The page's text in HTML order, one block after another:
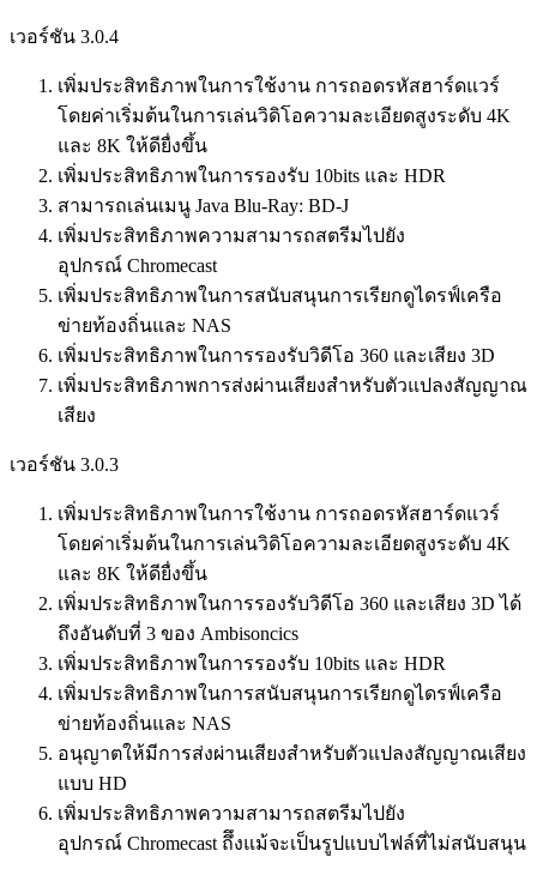
เวอร์ชัน 3.0.4
เพิ่มประสิทธิภาพในการใช้งาน การถอดรหัสฮาร์ดแวร์
โดยค่าเริ่มต้นในการเล่นวิดิโอความละเอียดสูงระดับ 4K
และ 8K ให้ดียื่งขึ้น
เพิ่มประสิทธิภาพในการรองรับ 10bits และ HDR
สามารถเล่นเมนู Java Blu-Ray: BD-J
เพิ่มประสิทธิภาพความสามารถสตรีมไปยัง
อุปกรณ์ Chromecast
เพิ่มประสิทธิภาพในการสนับสนุนการเรียกดูไดรฟ์เครือ
ข่ายท้องถิ่นและ NAS
เพิ่มประสิทธิภาพในการรองรับวิดีโอ 360 และเสียง 3D
เพิ่มประสิทธิภาพการส่งผ่านเสียงสำหรับตัวแปลงสัญญาณ
เสียง
เวอร์ชัน 3.0.3
เพิ่มประสิทธิภาพในการใช้งาน การถอดรหัสฮาร์ดแวร์
โดยค่าเริ่มต้นในการเล่นวิดิโอความละเอียดสูงระดับ 4K
และ 8K ให้ดียื่งขึ้น
เพิ่มประสิทธิภาพในการรองรับวิดีโอ 360 และเสียง 3D ได้
ถึงอันดับที่ 3 ของ Ambisoncics
เพิ่มประสิทธิภาพในการรองรับ 10bits และ HDR
เพิ่มประสิทธิภาพในการสนับสนุนการเรียกดูไดรฟ์เครือ
ข่ายท้องถิ่นและ NAS
อนุญาตให้มีการส่งผ่านเสียงสำหรับตัวแปลงสัญญาณเสียง
แบบ HD
เพิ่มประสิทธิภาพความสามารถสตรีมไปยัง
อุปกรณ์ Chromecast ถึึงแม้จะเป็นรูปแบบไฟล์ที่ไม่สนับสนุน